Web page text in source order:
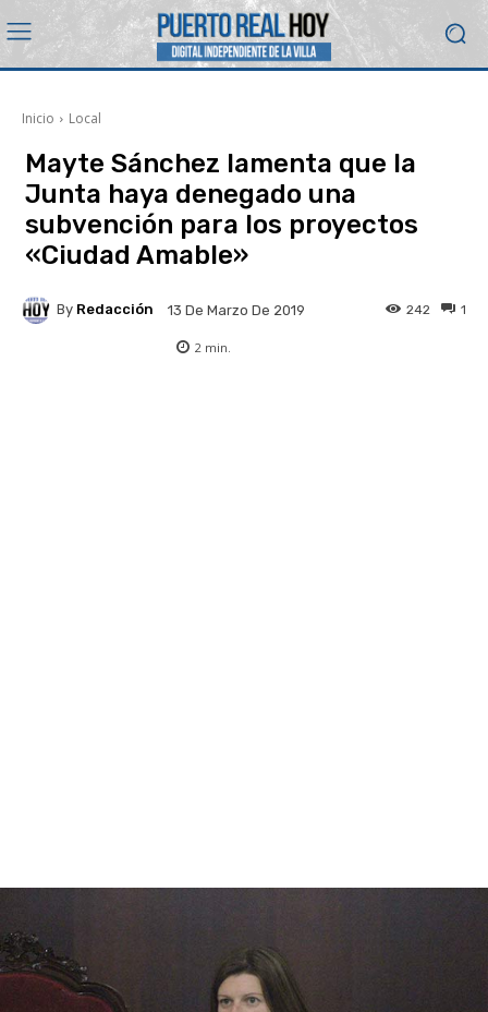
Inicio Local
Mayte Sánchez lamenta que la
Junta haya denegado una
subvención para los proyectos
«Ciudad Amable»
By Redacción 13 De Marzo De 2019 1
242
2 min.